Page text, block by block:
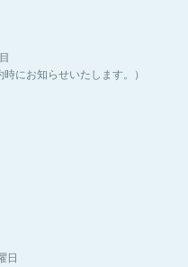
時にお知らせいたします。）
日